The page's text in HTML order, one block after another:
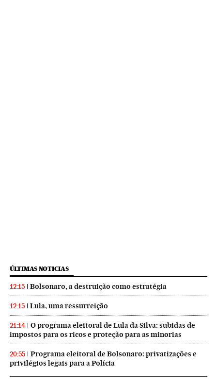
ÚLTIMAS NOTICIAS
12:15 Bolsonaro, a destruição como estratégia
12:15 Lula, uma ressurreição
21:14
O programa eleitoral de Lula da Silva: subidas de
impostos para os ricos e proteção para as minorias
20:55
Programa eleitoral de Bolsonaro: privatizações e
privilégios legais para a Polícia